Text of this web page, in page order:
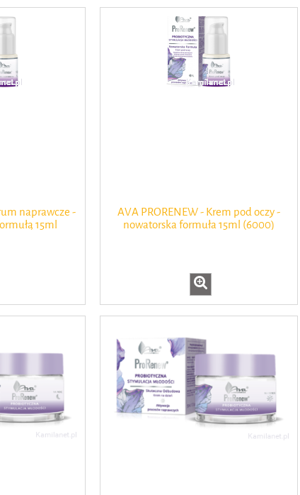
naprawcze -
15ml
AVA PRORENEW - Krem pod oczy -
nowatorska formuła 15ml (6000)
Nawilżająco-rozświetlający balsam do
ciała 200 ml GLASS-SKIN BODY LOTION
Charmine Rose
Krem z zieloną herbatą długotrwałe